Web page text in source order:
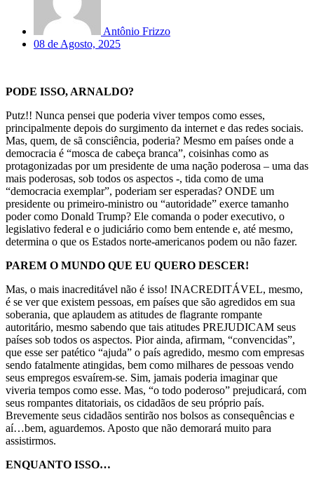
Antônio Frizzo
08 de Agosto, 2025
PODE ISSO, ARNALDO?
Putz!! Nunca pensei que poderia viver tempos como esses,
principalmente depois do surgimento da internet e das redes sociais.
Mas, quem, de sã consciência, poderia? Mesmo em países onde a
democracia é “mosca de cabeça branca”, coisinhas como as
protagonizadas por um presidente de uma nação poderosa – uma das
mais poderosas, sob todos os aspectos -, tida como de uma
“democracia exemplar”, poderiam ser esperadas? ONDE um
presidente ou primeiro-ministro ou “autoridade” exerce tamanho
poder como Donald Trump? Ele comanda o poder executivo, o
legislativo federal e o judiciário como bem entende e, até mesmo,
determina o que os Estados norte-americanos podem ou não fazer.
PAREM O MUNDO QUE EU QUERO DESCER!
Mas, o mais inacreditável não é isso! INACREDITÁVEL, mesmo,
é se ver que existem pessoas, em países que são agredidos em sua
soberania, que aplaudem as atitudes de flagrante rompante
autoritário, mesmo sabendo que tais atitudes PREJUDICAM seus
países sob todos os aspectos. Pior ainda, afirmam, “convencidas”,
que esse ser patético “ajuda” o país agredido, mesmo com empresas
sendo fatalmente atingidas, bem como milhares de pessoas vendo
seus empregos esvaírem-se. Sim, jamais poderia imaginar que
viveria tempos como esse. Mas, “o todo poderoso” prejudicará, com
seus rompantes ditatoriais, os cidadãos de seu próprio país.
Brevemente seus cidadãos sentirão nos bolsos as consequências e
aí…bem, aguardemos. Aposto que não demorará muito para
assistirmos.
ENQUANTO ISSO…